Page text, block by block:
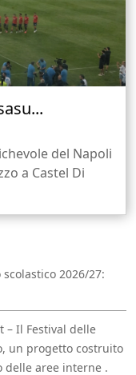
del Napoli
a Castel Di
2026/27:
– Il Festival delle
un progetto costruito
delle aree interne .